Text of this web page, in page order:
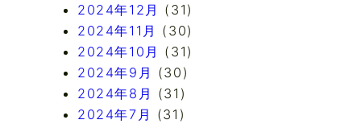
2024年12月 (31)
2024年11月 (30)
2024年10月 (31)
2024年9月 (30)
2024年8月 (31)
2024年7月 (31)